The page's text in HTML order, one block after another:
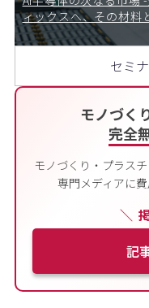
モノづく
完全
モノづくり・プラス
専門メディアに
＼
記
ィックスへ、その材料
セミ